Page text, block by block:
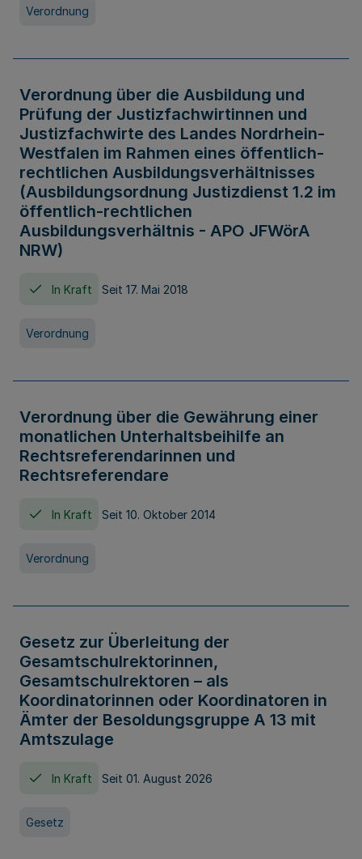
Verordnung
Verordnung über die Ausbildung und
Prüfung der Justizfachwirtinnen und
Justizfachwirte des Landes Nordrhein-
Westfalen im Rahmen eines öffentlich-
rechtlichen Ausbildungsverhältnisses
(Ausbildungsordnung Justizdienst 1.2 im
öffentlich-rechtlichen
Ausbildungsverhältnis - APO JFWörA
NRW)
In Kraft Seit 17. Mai 2018
Verordnung
Verordnung über die Gewährung einer
monatlichen Unterhaltsbeihilfe an
Rechtsreferendarinnen und
Rechtsreferendare
In Kraft Seit 10. Oktober 2014
Verordnung
Gesetz zur Überleitung der
Gesamtschulrektorinnen,
Gesamtschulrektoren – als
Koordinatorinnen oder Koordinatoren in
Ämter der Besoldungsgruppe A 13 mit
Amtszulage
In Kraft Seit 01. August 2026
Gesetz